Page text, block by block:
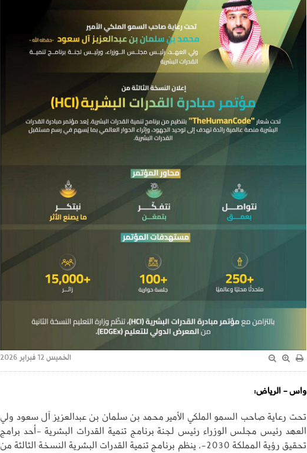
الخميس 12 فبراير 2026
واس - الرياض:
تحت رعاية صاحب السمو الملكي الأمير محمد بن سلمان بن عبدالعزيز آل سعود ولي
العهد رئيس مجلس الوزراء رئيس لجنة برنامج تنمية القدرات البشرية -أحد برامج
تحقيق رؤية المملكة 2030-، ينظم برنامج تنمية القدرات البشرية النسخة الثالثة من